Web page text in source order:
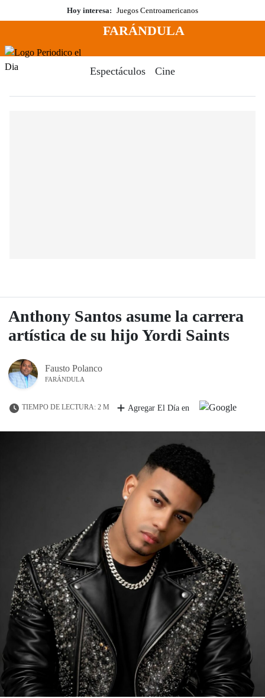
al
Hoy interesa: Juegos Centroamericanos
Menú
FARÁNDULA
Espectáculos Cine
Anthony Santos asume la carrera
artística de su hijo Yordi Saints
Fausto Polanco
FARÁNDULA
TIEMPO DE LECTURA: 2 M Agregar El Día en